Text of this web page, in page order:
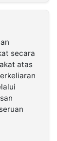
secara
atas